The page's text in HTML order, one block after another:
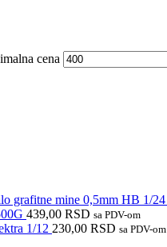
cena
grafitne mine 0,5mm HB 1/24
439,00 RSD sa PDV-om
1/12 230,00 RSD sa PDV-om